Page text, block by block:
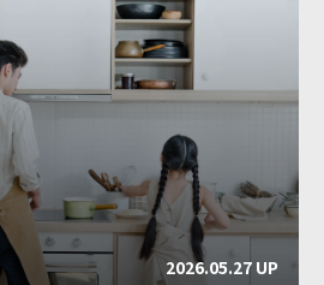
2026.05.27 UP